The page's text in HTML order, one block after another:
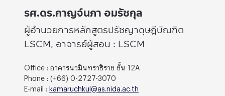
รศ.ดร.กาญจ์นภา อมรัชกุล
ผู้อำนวยการหลักสูตรปรัชญาดุษฎีบัณฑิต
LSCM, อาจารย์ผู้สอน : LSCM
Office : อาคารนวมินทราธิราช ชั้น 12A
Phone : (+66) 0-2727-3070
E-mail : kamaruchkul@as.nida.ac.th